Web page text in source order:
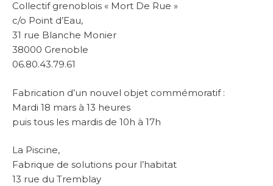
Collectif grenoblois « Mort De Rue »
c/o Point d’Eau,
31 rue Blanche Monier
38000 Grenoble
06.80.43.79.61
Fabrication d’un nouvel objet commémoratif :
Mardi 18 mars à 13 heures
puis tous les mardis de 10h à 17h
La Piscine,
Fabrique de solutions pour l’habitat
13 rue du Tremblay